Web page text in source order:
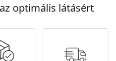
optimális látásért